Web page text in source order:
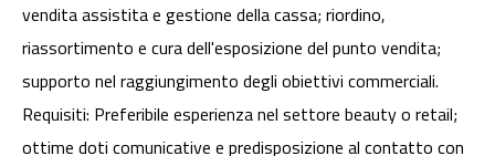
vendita assistita e gestione della cassa; riordino,
riassortimento e cura dell'esposizione del punto vendita;
supporto nel raggiungimento degli obiettivi commerciali.
Requisiti: Preferibile esperienza nel settore beauty o retail;
ottime doti comunicative e predisposizione al contatto con